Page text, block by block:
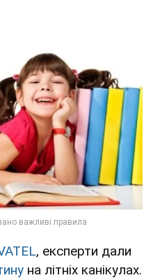
, експерти дали
на літніх канікулах.